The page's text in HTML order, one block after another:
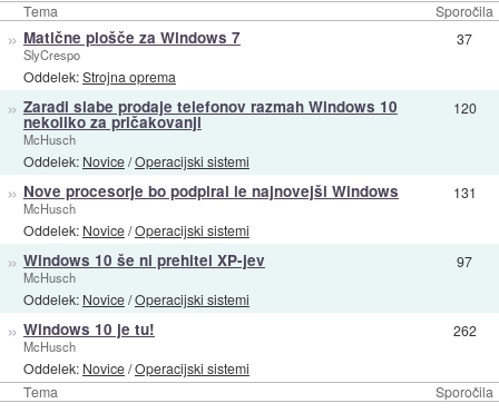
Tema Sporočila
Tema Sporočila
» Matične plošče za Windows 7
SlyCrespo
Oddelek:Strojna oprema
37
» Zaradi slabe prodaje telefonov razmah Windows 10
nekoliko za pričakovanji
McHusch
Oddelek: Novice/Operacijski sistemi
120
» Nove procesorje bo podpiral le najnovejši Windows
McHusch
Oddelek: Novice/Operacijski sistemi
131
» Windows 10 še ni prehitel XP-jev
McHusch
Oddelek: Novice/Operacijski sistemi
97
» Windows 10 je tu!
McHusch
Oddelek: Novice/Operacijski sistemi
262